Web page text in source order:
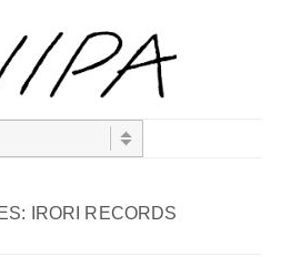
IRORI RECORDS